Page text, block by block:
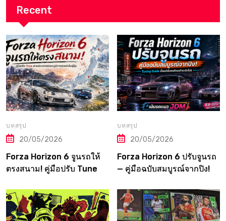
Recent
บทสรุป
20/05/2026
Forza Horizon 6 จูนรถให้
ตรงสนาม! คู่มือปรับ Tune
ทุกแห่งในญี่ปุ่น
บทสรุป
20/05/2026
Forza Horizon 6 ปรับจูนรถ
— คู่มือฉบับสมบูรณ์จากปิง!
ถึงเมต้าระดับโปร